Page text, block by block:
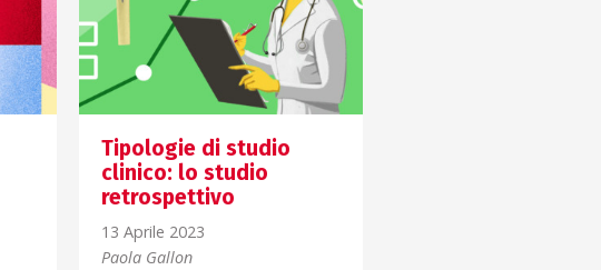
Tipologie di studio
clinico: lo studio
retrospettivo
13 Aprile 2023
Paola Gallon